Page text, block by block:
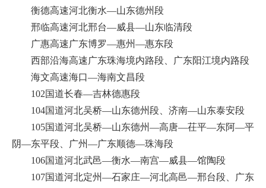
衡德高速河北衡水—山东德州段
邢临高速河北邢台—威县—山东临清段
广惠高速广东博罗—惠州—惠东段
西部沿海高速广东珠海境内路段、广东阳江境内路段
海文高速海口—海南文昌段
102国道长春—吉林德惠段
104国道河北吴桥—山东德州段、济南—山东泰安段
105国道河北吴桥—山东德州—高唐—茌平—东阿—平
阴—东平段、广州—广东顺德—珠海段
106国道河北武邑—衡水—南宫—威县—馆陶段
107国道河北定州—石家庄—河北高邑—邢台段、广东